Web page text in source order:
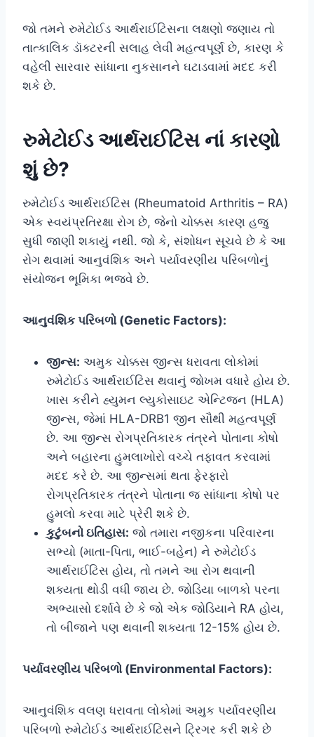
જો તમને રુમેટોઈડ આર્થરાઈટિસના લક્ષણો જણાય તો
તાત્કાલિક ડૉક્ટરની સલાહ લેવી મહત્વપૂર્ણ છે, કારણ કે
વહેલી સારવાર સાંધાના નુકસાનને ઘટાડવામાં મદદ કરી
શકે છે.
રુમેટોઈડ આર્થરાઈટિસ નાં કારણો
શું છે?
રુમેટોઈડ આર્થરાઈટિસ (Rheumatoid Arthritis – RA)
એક સ્વયંપ્રતિરક્ષા રોગ છે, જેનો ચોક્કસ કારણ હજુ
સુધી જાણી શકાયું નથી. જો કે, સંશોધન સૂચવે છે કે આ
રોગ થવામાં આનુવંશિક અને પર્યાવરણીય પરિબળોનું
સંયોજન ભૂમિકા ભજવે છે.
આનુવંશિક પરિબળો (Genetic Factors):
જીન્સ: અમુક ચોક્કસ જીન્સ ધરાવતા લોકોમાં
રુમેટોઈડ આર્થરાઈટિસ થવાનું જોખમ વધારે હોય છે.
ખાસ કરીને હ્યુમન લ્યુકોસાઇટ એન્ટિજન (HLA)
જીન્સ, જેમાં HLA-DRB1 જીન સૌથી મહત્વપૂર્ણ
છે. આ જીન્સ રોગપ્રતિકારક તંત્રને પોતાના કોષો
અને બહારના હુમલાખોરો વચ્ચે તફાવત કરવામાં
મદદ કરે છે. આ જીન્સમાં થતા ફેરફારો
રોગપ્રતિકારક તંત્રને પોતાના જ સાંધાના કોષો પર
હુમલો કરવા માટે પ્રેરી શકે છે.
કુટુંબનો ઇતિહાસ: જો તમારા નજીકના પરિવારના
સભ્યો (માતા-પિતા, ભાઈ-બહેન) ને રુમેટોઈડ
આર્થરાઈટિસ હોય, તો તમને આ રોગ થવાની
શક્યતા થોડી વધી જાય છે. જોડિયા બાળકો પરના
અભ્યાસો દર્શાવે છે કે જો એક જોડિયાને RA હોય,
તો બીજાને પણ થવાની શક્યતા 12-15% હોય છે.
પર્યાવરણીય પરિબળો (Environmental Factors):
આનુવંશિક વલણ ધરાવતા લોકોમાં અમુક પર્યાવરણીય
પરિબળો રુમેટોઈડ આર્થરાઈટિસને ટ્રિગર કરી શકે છે